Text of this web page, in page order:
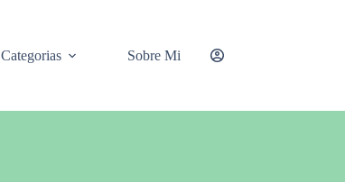
Categorias
Sobre Mi